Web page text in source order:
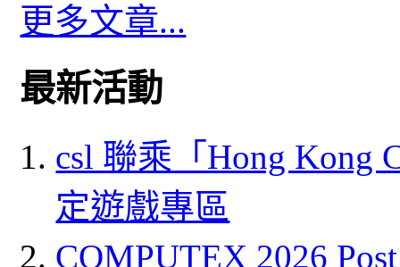
更多文章...
最新活動
csl 聯乘「Hong Kong
定遊戲專區
COMPUTEX 2026